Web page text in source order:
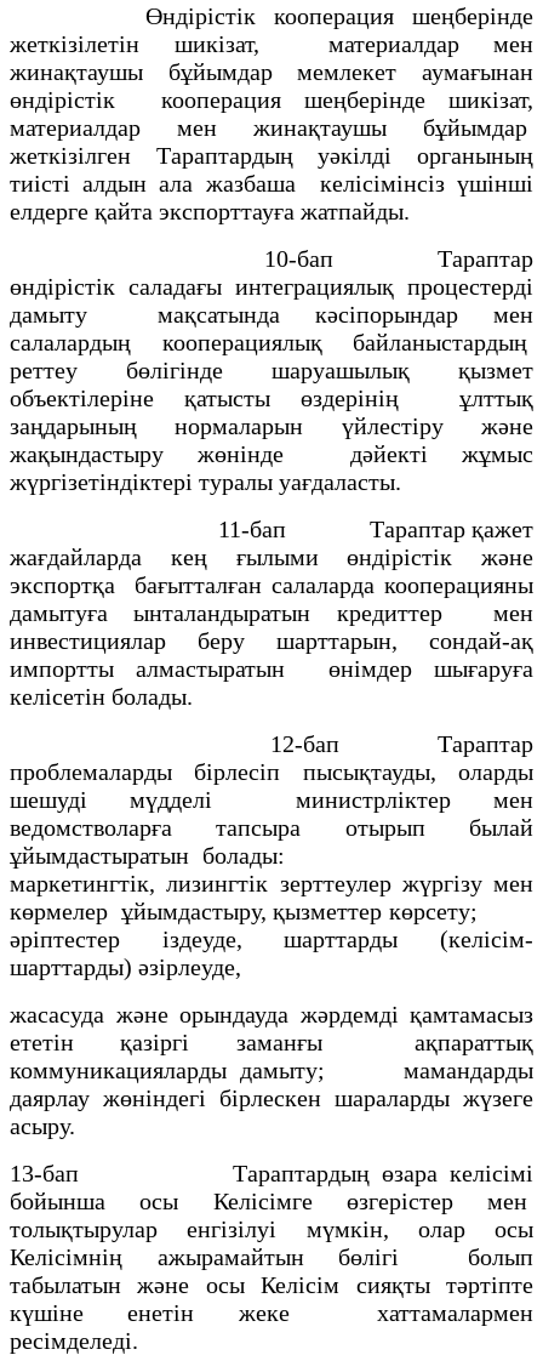
Өндірістік кооперация шеңберінде
жеткізілетін шикізат, материалдар мен
жинақтаушы бұйымдар мемлекет аумағынан
өндірістік кооперация шеңберінде шикізат,
материалдар мен жинақтаушы бұйымдар
жеткізілген Тараптардың уәкілді органының
тиісті алдын ала жазбаша келісімінсіз үшінші
елдерге қайта экспорттауға жатпайды.
10-бап Тараптар
өндірістік саладағы интеграциялық процестерді
дамыту мақсатында кәсіпорындар мен
салалардың кооперациялық байланыстардың
реттеу бөлігінде шаруашылық қызмет
объектілеріне қатысты өздерінің ұлттық
заңдарының нормаларын үйлестіру және
жақындастыру жөнінде дәйекті жұмыс
жүргізетіндіктері туралы уағдаласты.
11-бап Тараптар қажет
жағдайларда кең ғылыми өндірістік және
экспортқа бағытталған салаларда кооперацияны
дамытуға ынталандыратын кредиттер мен
инвестициялар беру шарттарын, сондай-ақ
импортты алмастыратын өнімдер шығаруға
келісетін болады.
12-бап Тараптар
проблемаларды бірлесіп пысықтауды, оларды
шешуді мүдделі министрліктер мен
ведомстволарға тапсыра отырып былай
ұйымдастыратын болады:
маркетингтік, лизингтік зерттеулер жүргізу мен
көрмелер ұйымдастыру, қызметтер көрсету;
әріптестер іздеуде, шарттарды (келісім-
шарттарды) әзірлеуде,
жасасуда және орындауда жәрдемді қамтамасыз
ететін қазіргі заманғы ақпараттық
коммуникацияларды дамыту; мамандарды
даярлау жөніндегі бірлескен шараларды жүзеге
асыру.
13-бап Тараптардың өзара келісімі
бойынша осы Келісімге өзгерістер мен
толықтырулар енгізілуі мүмкін, олар осы
Келісімнің ажырамайтын бөлігі болып
табылатын және осы Келісім сияқты тәртіпте
күшіне енетін жеке хаттамалармен
ресімделеді.